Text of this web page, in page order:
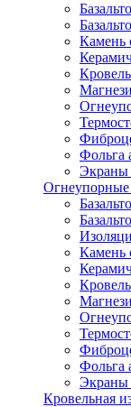
Камень
Фольга
Экраны
Огнеупорные
Камень
Фольга
Экраны
Кровельная